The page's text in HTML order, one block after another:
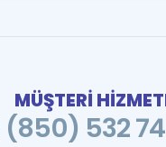
MÜŞTERİ
(850) 532